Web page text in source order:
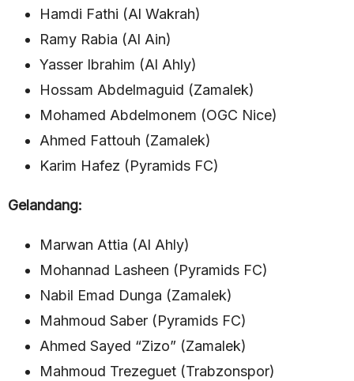
Hamdi Fathi (Al Wakrah)
Ramy Rabia (Al Ain)
Yasser Ibrahim (Al Ahly)
Hossam Abdelmaguid (Zamalek)
Mohamed Abdelmonem (OGC Nice)
Ahmed Fattouh (Zamalek)
Karim Hafez (Pyramids FC)
Gelandang:
Marwan Attia (Al Ahly)
Mohannad Lasheen (Pyramids FC)
Nabil Emad Dunga (Zamalek)
Mahmoud Saber (Pyramids FC)
Ahmed Sayed “Zizo” (Zamalek)
Mahmoud Trezeguet (Trabzonspor)